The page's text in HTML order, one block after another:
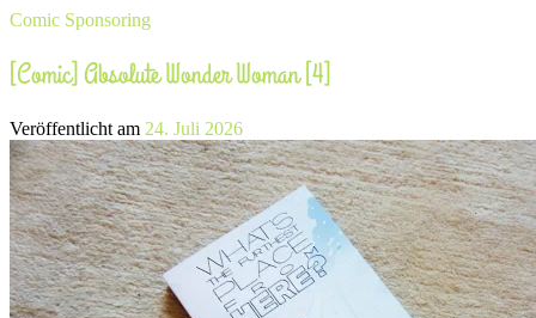
Comic Sponsoring
[Comic] Absolute Wonder Woman [4]
Veröffentlicht am 24. Juli 2026